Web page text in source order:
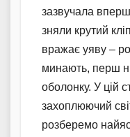
зазвучала
зняли крутий
вражає уяву –
минають, перш
оболонку. У цій
захоплюючий
розберемо